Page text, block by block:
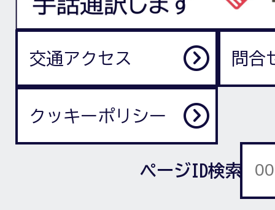
交通アクセス 問合
クッキーポリシー
ページID検索